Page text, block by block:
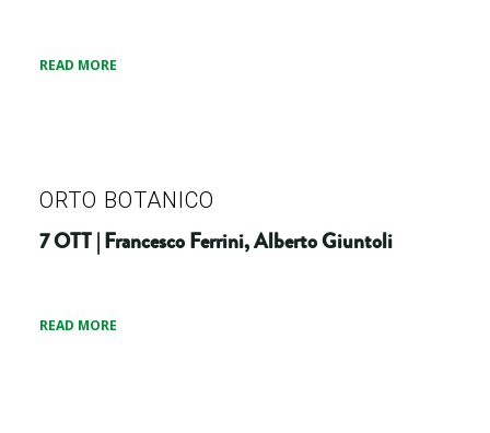
READ MORE
ORTO BOTANICO
7 OTT | Francesco Ferrini, Alberto Giuntoli
READ MORE